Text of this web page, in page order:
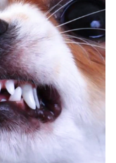
phối giống chó
tin về chó